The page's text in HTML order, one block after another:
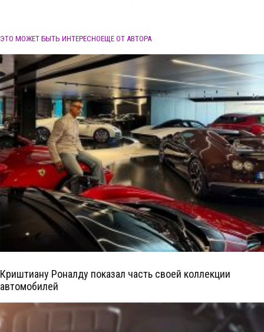
ЭТО МОЖЕТ БЫТЬ ИНТЕРЕСНОЕЩЕ ОТ АВТОРА
Криштиану Роналду показал часть своей коллекции
автомобилей